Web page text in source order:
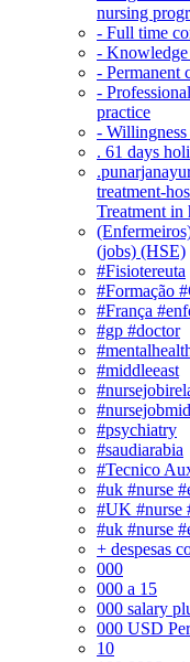
nursing
- Full time
-
- Permanent
-
practice
- Willingness
. 61 days
treatment-
Treatment in
(jobs) (HSE)
#Fisiotereuta
#Formação
#França
#gp #doctor
#middleeast
#psychiatry
#saudiarabia
#Tecnico
#uk #nurse
#UK #nurse
#uk #nurse
+ despesas
000
000 a 15
000 salary
000 USD
10